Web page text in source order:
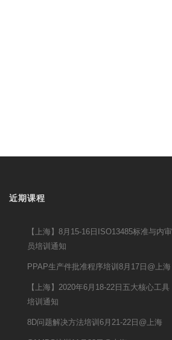
近期课程
【上海】8月15-16日ISO13485标准与内审
员培训通知
PPAP生产件批准程序培训8月17日@上海
【上海】2020年6月18-22日五大核心工具
培训通知
8D问题解决方法培训6月21-22日@上海